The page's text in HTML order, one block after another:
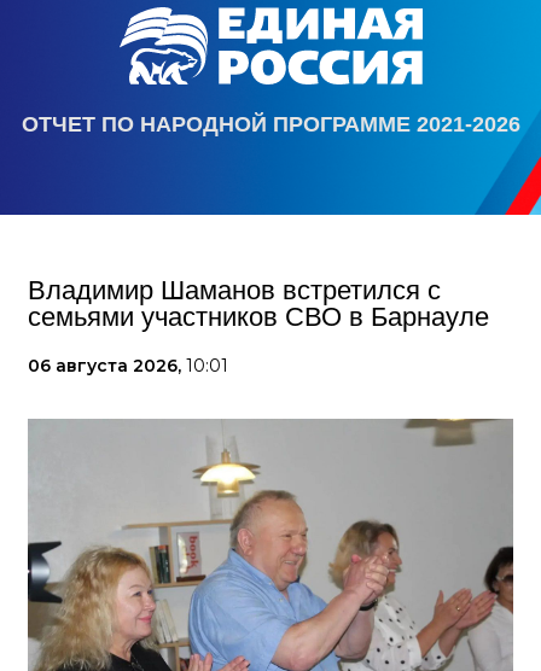
ОТЧЕТ ПО НАРОДНОЙ ПРОГРАММЕ 2021-2026
Владимир Шаманов встретился с
семьями участников СВО в Барнауле
06 августа 2026, 10:01